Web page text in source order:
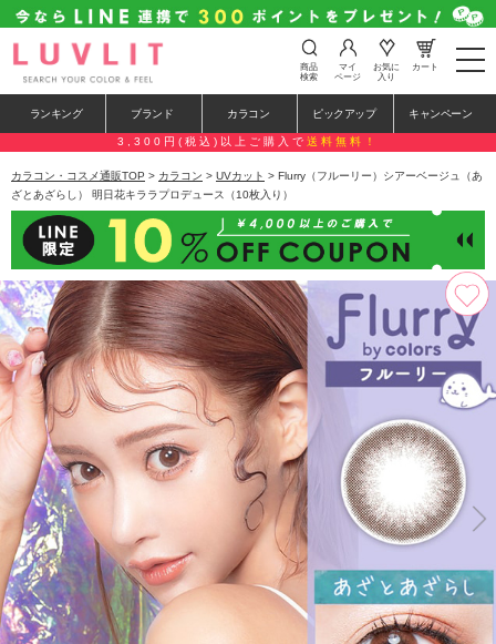
t
o
e
n
a
a
i
o
n
商品
検索
マイ
ページ
お気に
入り
カート
ランキング ブランド カラコン ピックアップ キャンペーン
3,300円(税込)以上ご購入で 送料無料！
カラコン・コスメ通販TOP > カラコン > UVカット > Flurry（フルーリー）シアーベージュ（あ
ざとあざらし） 明日花キララプロデュース（10枚入り）